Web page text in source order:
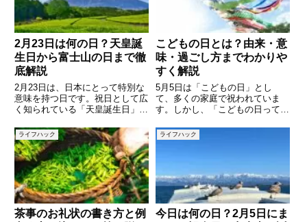
2月23日は何の日？天皇誕
生日から富士山の日まで徹
底解説
2月23日は、日本にとって特別な
意味を持つ日です。祝日として広
く知られている「天皇誕生日」で
語呂合わせによる記念日など、さ
まざまな意味が重なっています。
また、歴史をさかのぼると、文化
や芸術、政治の分野でも印象的
こどもの日とは？由来・意
味・過ごし方までわかりや
すく解説
5月5日は「こどもの日」とし
て、多くの家庭で祝われていま
す。しかし、「こどもの日って、
いのぼりを飾るの？」と改めて聞
かれると、詳しく答えられない方
こい
ライフハック
茶事のお礼状の書き方と例
ライフハック
今日は何の日？2月5日にま